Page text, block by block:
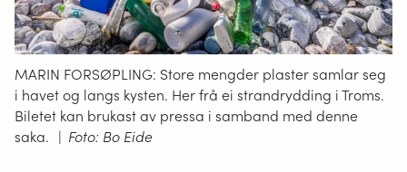
MARIN FORSØPLING: Store mengder plaster samlar seg
i havet og langs kysten. Her frå ei strandrydding i Troms.
Biletet kan brukast av pressa i samband med denne
saka. | Foto: Bo Eide